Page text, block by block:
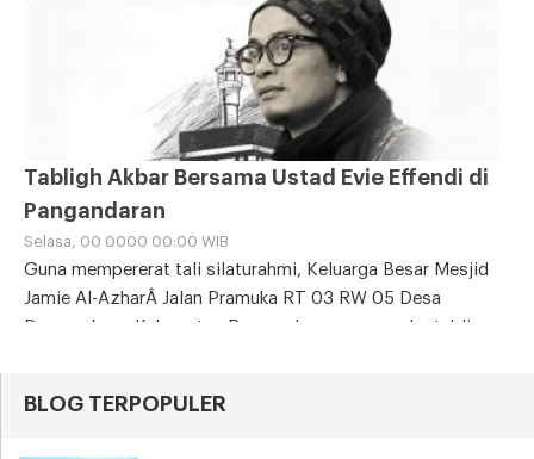
Tabligh Akbar Bersama Ustad Evie Effendi di
Pangandaran
Selasa, 00 0000 00:00 WIB
Guna mempererat tali silaturahmi, Keluarga Besar Mesjid
Jamie Al-AzharÂ Jalan Pramuka RT 03 RW 05 Desa
Pangandaran Kabupaten Pangandaran, menggelar tablig
BLOG TERPOPULER